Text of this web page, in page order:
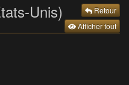
Unis)
Retour
Afficher tout